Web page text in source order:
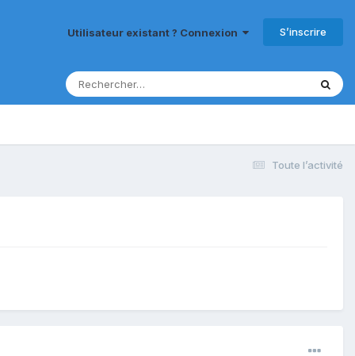
Utilisateur existant ? Connexion S’inscrire
Toute l’activité